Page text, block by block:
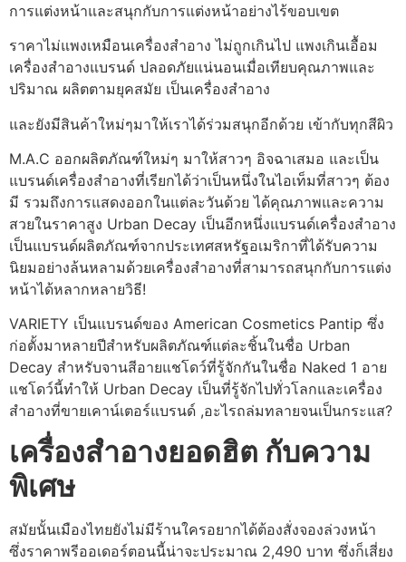
การแต่งหน้าและสนุกกับการแต่งหน้าอย่างไร้ขอบเขต
ราคาไม่แพงเหมือนเครื่องสำอาง ไม่ถูกเกินไป แพงเกินเอื้อม
เครื่องสำอางแบรนด์ ปลอดภัยแน่นอนเมื่อเทียบคุณภาพและ
ปริมาณ ผลิตตามยุคสมัย เป็นเครื่องสำอาง
และยังมีสินค้าใหม่ๆมาให้เราได้ร่วมสนุกอีกด้วย เข้ากับทุกสีผิว
M.A.C ออกผลิตภัณฑ์ใหม่ๆ มาให้สาวๆ อิจฉาเสมอ และเป็น
แบรนด์เครื่องสำอางที่เรียกได้ว่าเป็นหนึ่งในไอเท็มที่สาวๆ ต้อง
มี รวมถึงการแสดงออกในแต่ละวันด้วย ได้คุณภาพและความ
สวยในราคาสูง Urban Decay เป็นอีกหนึ่งแบรนด์เครื่องสำอาง
เป็นแบรนด์ผลิตภัณฑ์จากประเทศสหรัฐอเมริกาที่ได้รับความ
นิยมอย่างล้นหลามด้วยเครื่องสำอางที่สามารถสนุกกับการแต่ง
หน้าได้หลากหลายวิธี!
VARIETY เป็นแบรนด์ของ American Cosmetics Pantip ซึ่ง
ก่อตั้งมาหลายปีสำหรับผลิตภัณฑ์แต่ละชิ้นในชื่อ Urban
Decay สำหรับจานสีอายแชโดว์ที่รู้จักกันในชื่อ Naked 1 อาย
แชโดว์นี้ทำให้ Urban Decay เป็นที่รู้จักไปทั่วโลกและเครื่อง
สำอางที่ขายเคาน์เตอร์แบรนด์ ,อะไรถล่มทลายจนเป็นกระแส?
เครื่องสำอางยอดฮิต กับความ
พิเศษ
สมัยนั้นเมืองไทยยังไม่มีร้านใครอยากได้ต้องสั่งจองล่วงหน้า
ซึ่งราคาพรีออเดอร์ตอนนี้น่าจะประมาณ 2,490 บาท ซึ่งก็เสี่ยง